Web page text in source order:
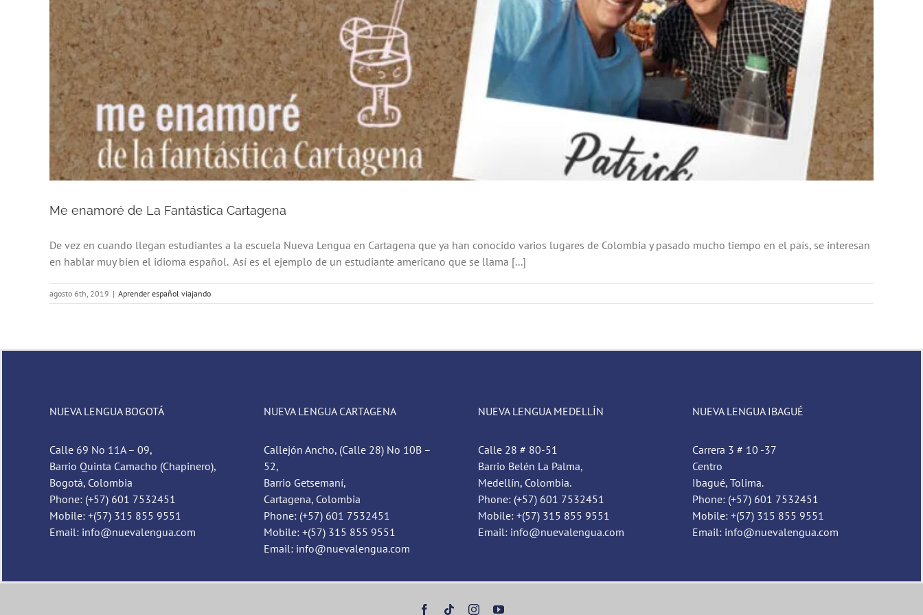
Me enamoré de La Fantástica Cartagena
De vez en cuando llegan estudiantes a la escuela Nueva Lengua en Cartagena que ya han conocido varios lugares de Colombia y pasado mucho tiempo en el país, se interesan
en hablar muy bien el idioma español. Así es el ejemplo de un estudiante americano que se llama [...]
agosto 6th, 2019 | Aprender español viajando
NUEVA LENGUA BOGOTÁ
Calle 69 No 11A – 09,
Barrio Quinta Camacho (Chapinero),
Bogotá, Colombia
Phone: (+57) 601 7532451
Mobile: +(57) 315 855 9551
Email: info@nuevalengua.com
NUEVA LENGUA CARTAGENA
Callejón Ancho, (Calle 28) No 10B –
52,
Barrio Getsemaní,
Cartagena, Colombia
Phone: (+57) 601 7532451
Mobile: +(57) 315 855 9551
Email: info@nuevalengua.com
NUEVA LENGUA MEDELLÍN
Calle 28 # 80-51
Barrio Belén La Palma,
Medellín, Colombia.
Phone: (+57) 601 7532451
Mobile: +(57) 315 855 9551
Email: info@nuevalengua.com
NUEVA LENGUA IBAGUÉ
Carrera 3 # 10 -37
Centro
Ibagué, Tolima.
Phone: (+57) 601 7532451
Mobile: +(57) 315 855 9551
Email: info@nuevalengua.com